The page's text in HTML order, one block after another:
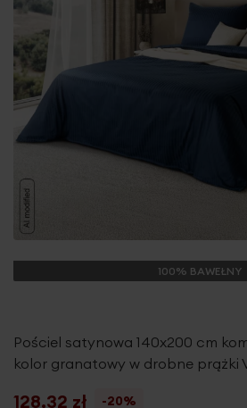
100% BAWEŁNY
Pościel satynowa 140x200 cm
kolor granatowy w drobne prążki
128,32 zł
-20%